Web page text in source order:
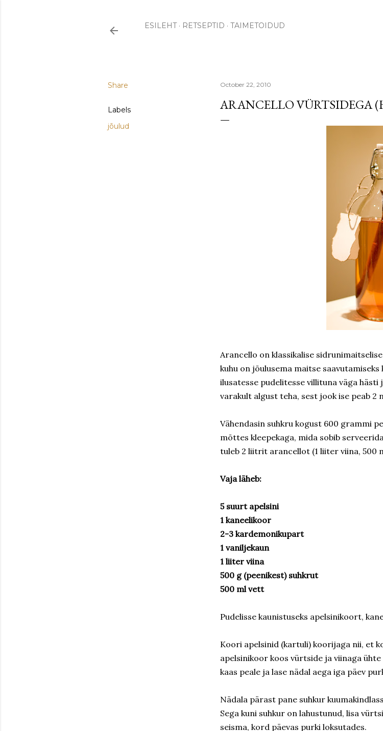
ESILEHT RETSEPTID TAIMETOIDUD
Share
Labels
jõulud
October 22, 2010
ARANCELLO VÜRTSIDEGA
Arancello on klassikalise
kuhu on jõulusema maitse
ilusatesse pudelitesse villituna väga
varakult algust teha, sest jook ise peab 2
Vähendasin suhkru kogust 600 grammi
mõttes kleepekaga, mida sobib
tuleb 2 liitrit arancellot (1 liiter viina, 500
Vaja läheb:
5 suurt apelsini
1 kaneelikoor
2-3 kardemonikupart
1 vaniljekaun
1 liiter viina
500 g (peenikest) suhkrut
500 ml vett
Pudelisse kaunistuseks apelsinikoort,
Koori apelsinid (kartuli) koorijaga nii, et
apelsinikoor koos vürtside ja viinaga
kaas peale ja lase nädal aega iga päev
Nädala pärast pane suhkur
Sega kuni suhkur on lahustunud, lisa
seisma, kord päevas purki loksutades.